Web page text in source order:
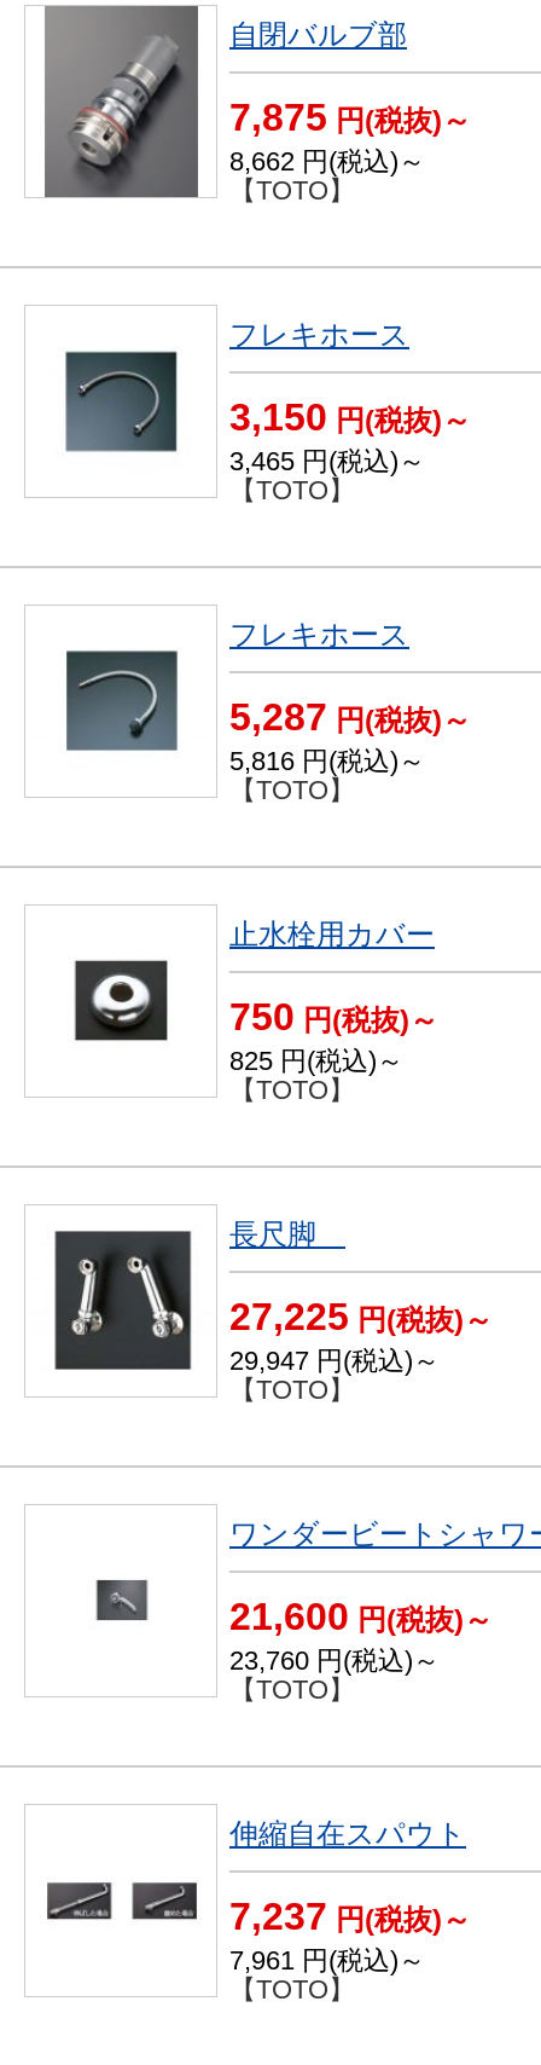
自閉バルブ部
7,875 円(税抜)～
8,662 円(税込)～
【TOTO】
フレキホース
3,150 円(税抜)～
3,465 円(税込)～
【TOTO】
フレキホース
5,287 円(税抜)～
5,816 円(税込)～
【TOTO】
止水栓用カバー
750 円(税抜)～
825 円(税込)～
【TOTO】
長尺脚
27,225 円(税抜)～
29,947 円(税込)～
【TOTO】
ワンダービートシャワ
21,600 円(税抜)～
23,760 円(税込)～
【TOTO】
伸縮自在スパウト
7,237 円(税抜)～
7,961 円(税込)～
【TOTO】